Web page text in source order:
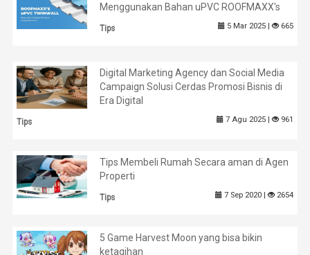
Menggunakan Bahan uPVC ROOFMAXX's
Tips 5 Mar 2025 | 665
Digital Marketing Agency dan Social Media
Campaign Solusi Cerdas Promosi Bisnis di
Era Digital
Tips 7 Agu 2025 | 961
Tips Membeli Rumah Secara aman di Agen
Properti
Tips 7 Sep 2020 | 2654
5 Game Harvest Moon yang bisa bikin
ketagihan